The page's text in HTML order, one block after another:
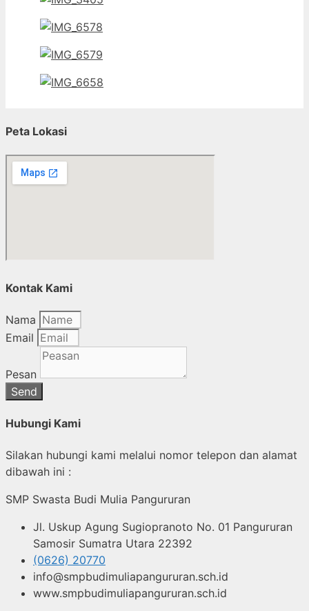
Peta Lokasi
Kontak Kami
Nama
Email
Pesan
Send
Hubungi Kami
Silakan hubungi kami melalui nomor telepon dan alamat
dibawah ini :
SMP Swasta Budi Mulia Pangururan
Jl. Uskup Agung Sugiopranoto No. 01 Pangururan
Samosir Sumatra Utara 22392
(0626) 20770
info@smpbudimuliapangururan.sch.id
www.smpbudimuliapangururan.sch.id